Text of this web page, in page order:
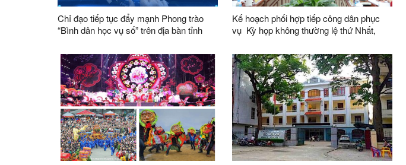
Chỉ đạo tiếp tục đẩy mạnh Phong trào
“Bình dân học vụ số” trên địa bàn tỉnh
Kế hoạch phối hợp tiếp công dân phục
vụ Kỳ họp không thường lệ thứ Nhất,